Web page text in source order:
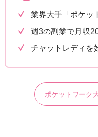
業界大手「ポケッ
週3の副業で月収
チャットレディを
ポケットワーク